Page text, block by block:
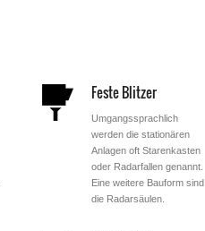
Feste Blitzer
Umgangssprachlich
werden die stationären
Anlagen oft Starenkasten
oder Radarfallen genannt.
Eine weitere Bauform sind
die Radarsäulen.